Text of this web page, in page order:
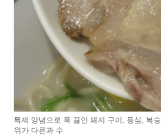
특제 양념으로 푹 끓인 돼지 구이. 등심, 복
위가 다른과 수